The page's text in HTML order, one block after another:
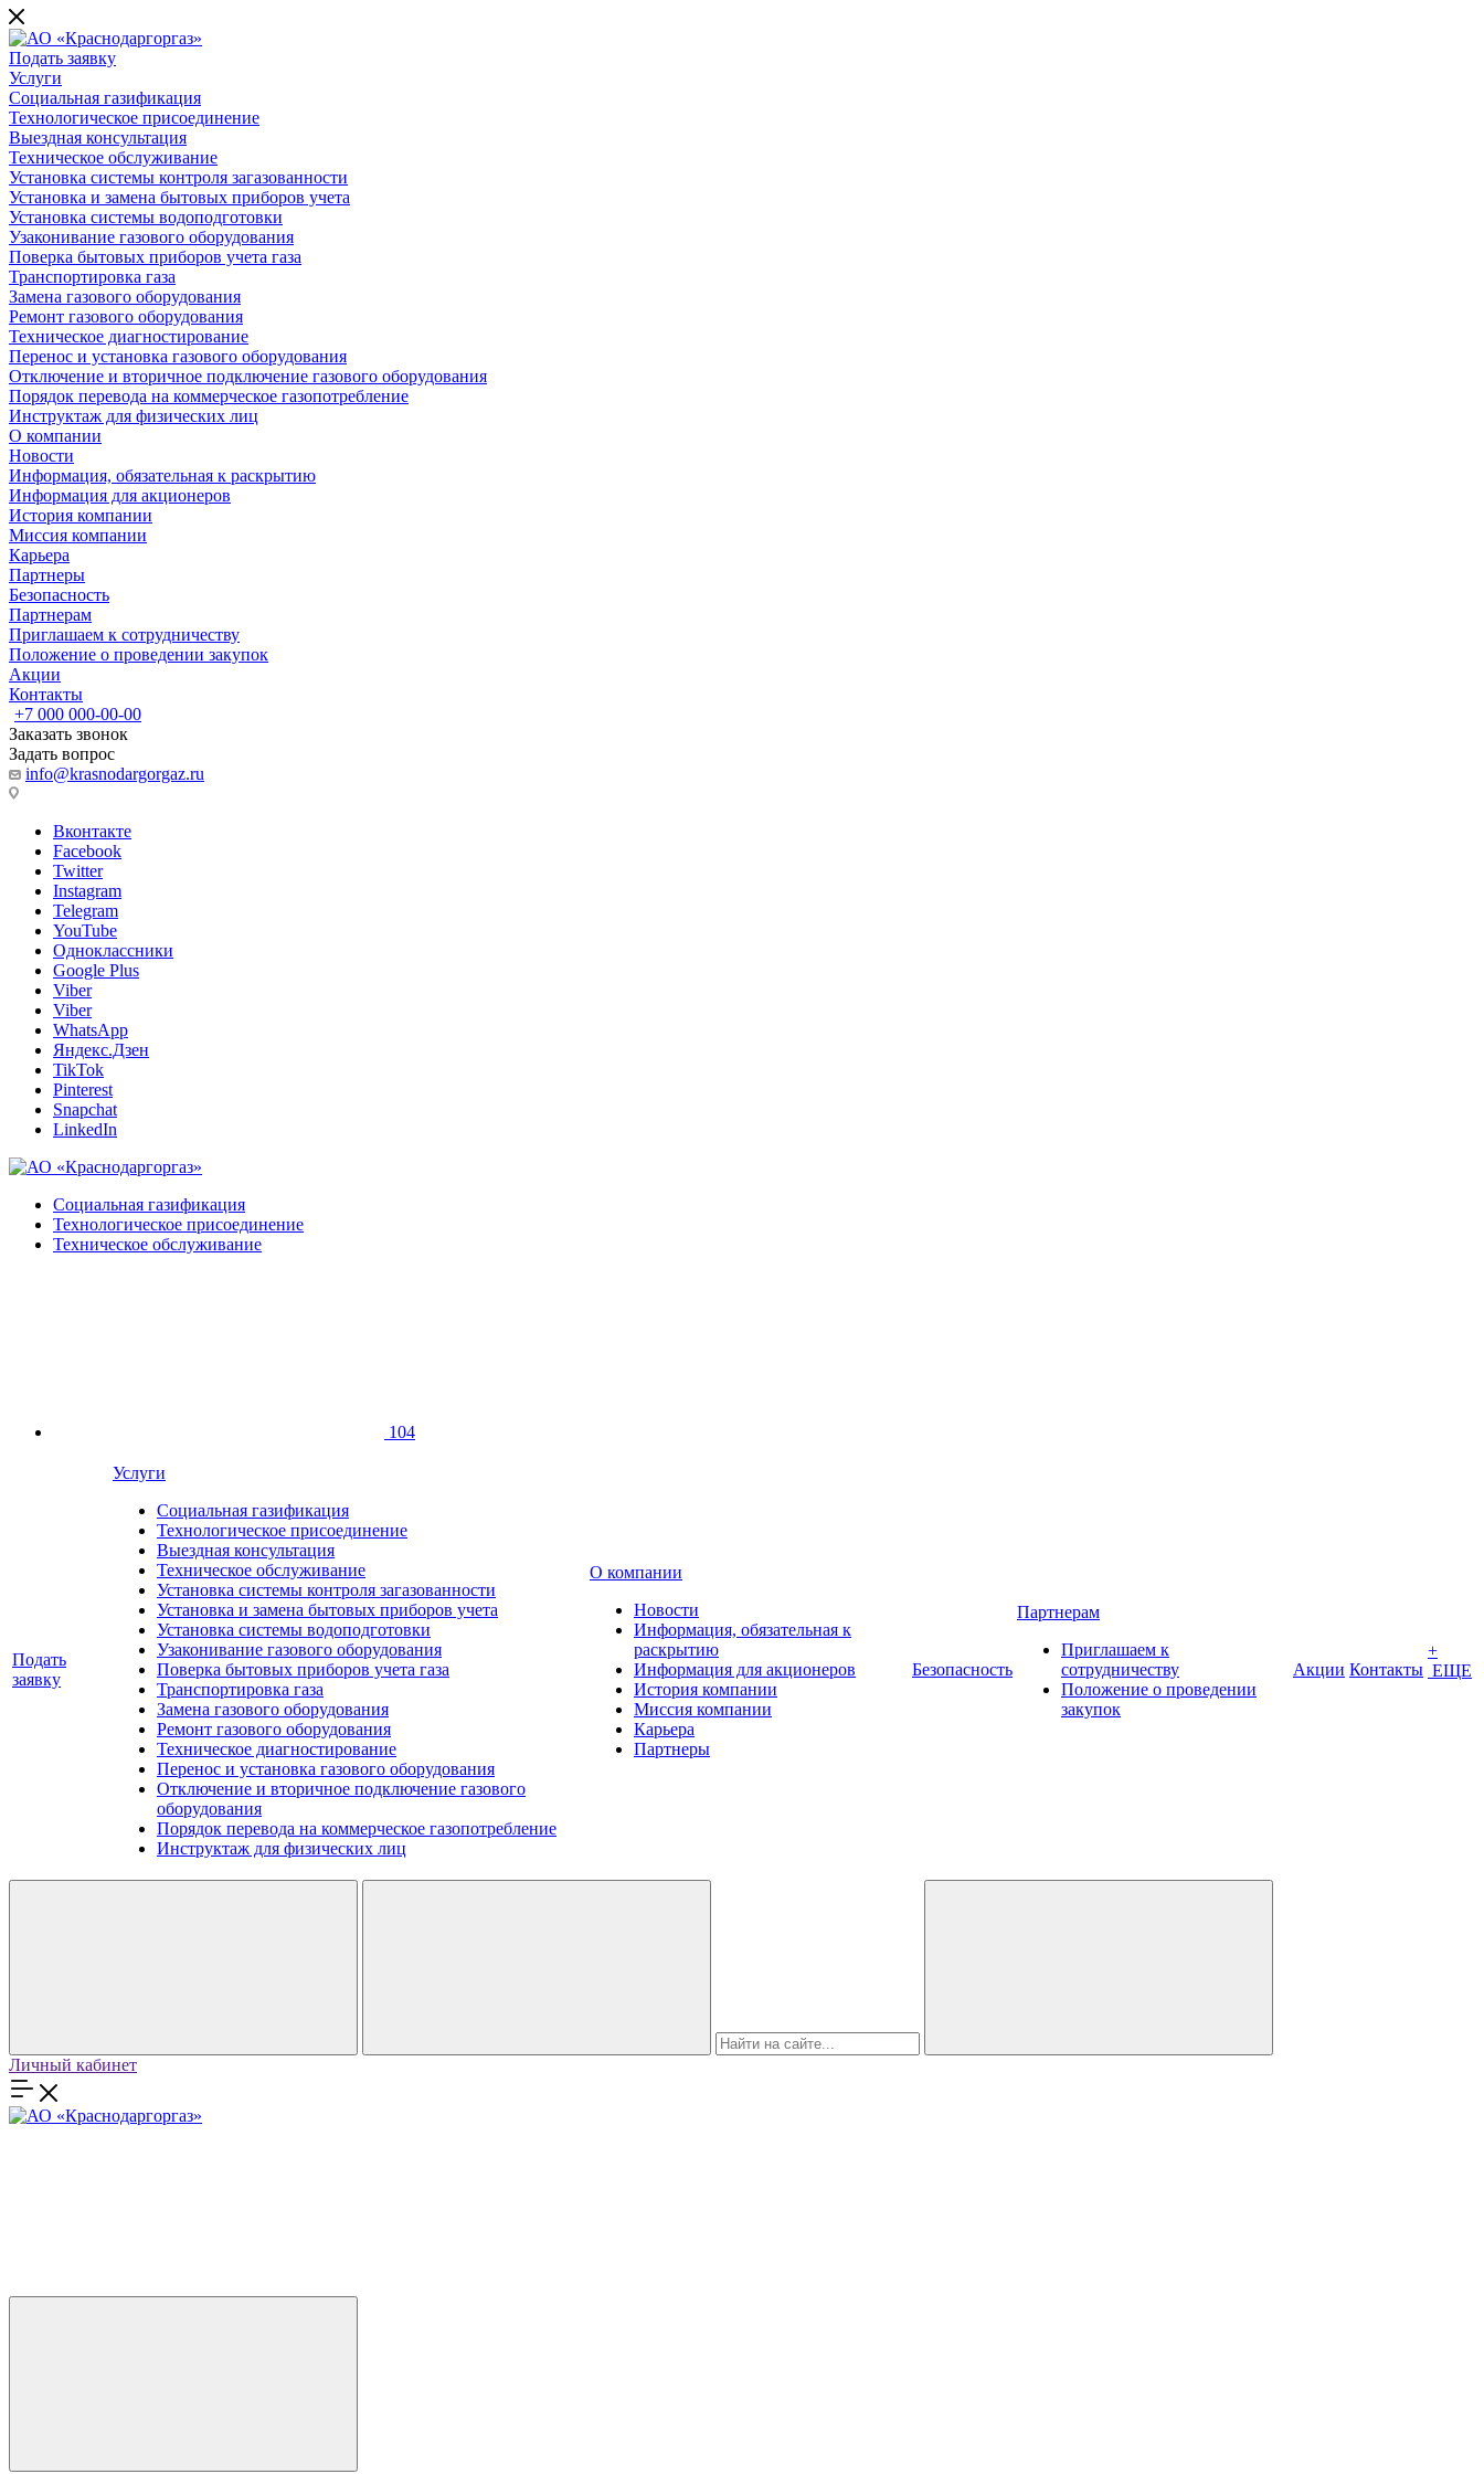
Подать заявку
Услуги
Социальная газификация
Технологическое присоединение
Выездная консультация
Техническое обслуживание
Установка системы контроля загазованности
Установка и замена бытовых приборов учета
Установка системы водоподготовки
Узаконивание газового оборудования
Поверка бытовых приборов учета газа
Транспортировка газа
Замена газового оборудования
Ремонт газового оборудования
Техническое диагностирование
Перенос и установка газового оборудования
Отключение и вторичное подключение газового оборудования
Порядок перевода на коммерческое газопотребление
Инструктаж для физических лиц
О компании
Новости
Информация, обязательная к раскрытию
Информация для акционеров
История компании
Миссия компании
Карьера
Партнеры
Безопасность
Партнерам
Приглашаем к сотрудничеству
Положение о проведении закупок
Акции
Контакты
+7 000 000-00-00
Заказать звонок
Задать вопрос
info@krasnodargorgaz.ru
Вконтакте
Facebook
Twitter
Instagram
Telegram
YouTube
Одноклассники
Google Plus
Viber
Viber
WhatsApp
Яндекс.Дзен
TikTok
Pinterest
Snapchat
LinkedIn
Социальная газификация
Технологическое присоединение
Техническое обслуживание
104
Подать
заявку
Услуги
Социальная газификация
Технологическое присоединение
Выездная консультация
Техническое обслуживание
Установка системы контроля загазованности
Установка и замена бытовых приборов учета
Установка системы водоподготовки
Узаконивание газового оборудования
Поверка бытовых приборов учета газа
Транспортировка газа
Замена газового оборудования
Ремонт газового оборудования
Техническое диагностирование
Перенос и установка газового оборудования
Отключение и вторичное подключение газового
оборудования
Порядок перевода на коммерческое газопотребление
Инструктаж для физических лиц
О компании
Новости
Информация, обязательная к
раскрытию
Информация для акционеров
История компании
Миссия компании
Карьера
Партнеры
Безопасность
Партнерам
Приглашаем к
сотрудничеству
Положение о проведении
закупок
Акции Контакты
+
ЕЩЕ
Личный кабинет